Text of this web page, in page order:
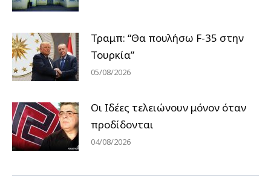
Τραμπ: “Θα πουλήσω F-35 στην
Τουρκία”
05/08/2026
Οι Ιδέες τελειώνουν μόνον όταν
προδίδονται
04/08/2026